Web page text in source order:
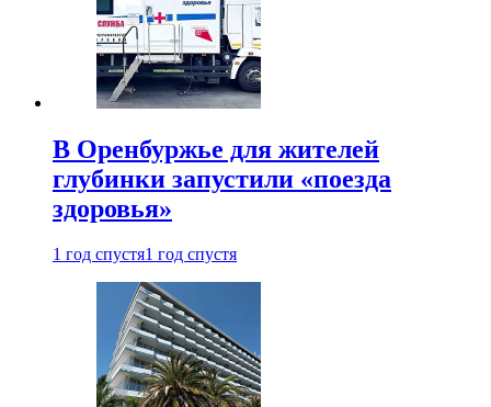
В Оренбуржье для жителей
глубинки запустили «поезда
здоровья»
1 год спустя1 год спустя